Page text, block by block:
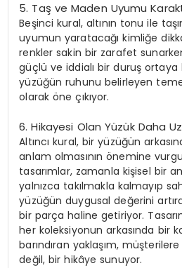
5. Taş ve Maden Uyumu
Beşinci kural, altının tonu ile
uyumun yaratacağı kimliğe
renkler sakin bir zarafet
güçlü ve iddialı bir duruş ortaya
yüzüğün ruhunu belirleyen
olarak öne çıkıyor.
6.Hikayesi Olan Yüzük Daha
Altıncı kural, bir yüzüğün
anlam olmasının önemine
tasarımlar, zamanla kişisel bir
yalnızca takılmakla kalmayıp
yüzüğün duygusal değerini
bir parça haline getiriyor.
her koleksiyonun arkasında bir
barındıran yaklaşım,
değil, bir hikâye sunuyor.